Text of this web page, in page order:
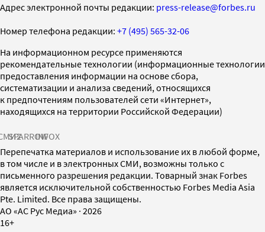
Адрес электронной почты редакции: press-release@forbes.ru
Номер телефона редакции: +7 (495) 565-32-06
На информационном ресурсе применяются
рекомендательные технологии (информационные технологии
предоставления информации на основе сбора,
систематизации и анализа сведений, относящихся
к предпочтениям пользователей сети «Интернет»,
находящихся на территории Российской Федерации)
SPARROWINFOX
Перепечатка материалов и использование их в любой форме,
в том числе и в электронных СМИ, возможны только с
письменного разрешения редакции. Товарный знак Forbes
является исключительной собственностью Forbes Media Asia
Pte. Limited. Все права защищены.
AO «АС Рус Медиа» · 2026
16+